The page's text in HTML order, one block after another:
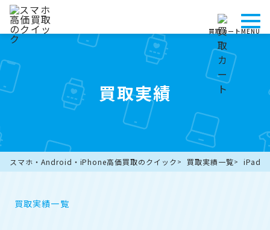
買取カートMENU
買取実績
スマホ・Android・iPhone高価買取のクイック 買取実績一覧
買取実績一覧